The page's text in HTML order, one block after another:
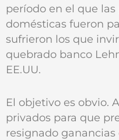
período en el que
domésticas fueron
sufrieron los que
quebrado banco
EE.UU.
El objetivo es obvio.
privados para que
resignado ganancias